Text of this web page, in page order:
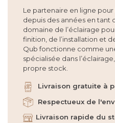
Le partenaire en ligne pour
depuis des années en tant
domaine de l’éclairage
finition, de l’installation et
Qub fonctionne comme
spécialisée dans
propre stock.
Livraison gratuite à
Respectueux de
Livraison rapide du